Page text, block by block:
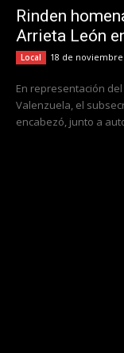
Rinden
Arrieta León
Local 18 de noviembre
En representación
Valenzuela, el
encabezó, junto a